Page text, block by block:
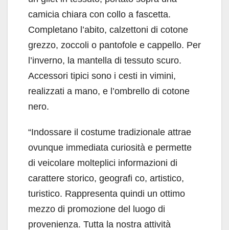
camicia chiara con collo a fascetta.
Completano l’abito, calzettoni di cotone
grezzo, zoccoli o pantofole e cappello. Per
l’inverno, la mantella di tessuto scuro.
Accessori tipici sono i cesti in vimini,
realizzati a mano, e l’ombrello di cotone
nero.
“Indossare il costume tradizionale attrae
ovunque immediata curiosità e permette
di veicolare molteplici informazioni di
carattere storico, geografi co, artistico,
turistico. Rappresenta quindi un ottimo
mezzo di promozione del luogo di
provenienza. Tutta la nostra attività